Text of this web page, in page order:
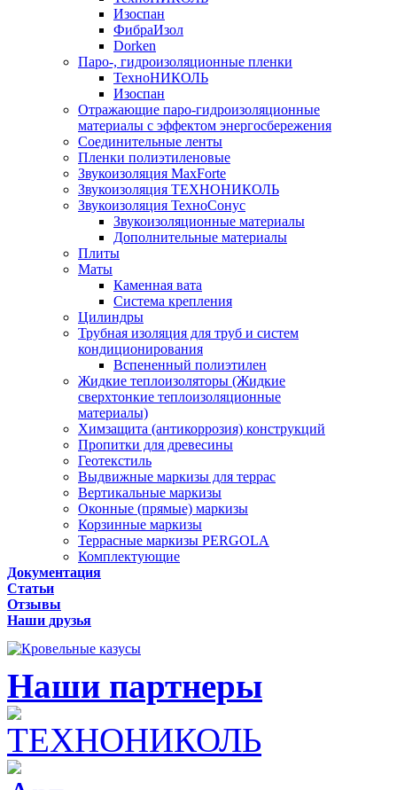
Изоспан
ФибраИзол
Dorken
Паро-, гидроизоляционные пленки
ТехноНИКОЛЬ
Изоспан
Отражающие паро-гидроизоляционные
материалы с эффектом энергосбережения
Соединительные ленты
Пленки полиэтиленовые
Звукоизоляция MaxForte
Звукоизоляция ТЕХНОНИКОЛЬ
Звукоизоляция ТехноСонус
Звукоизоляционные материалы
Дополнительные материалы
Плиты
Маты
Каменная вата
Система крепления
Цилиндры
Трубная изоляция для труб и систем
кондиционирования
Вспененный полиэтилен
Жидкие теплоизоляторы (Жидкие
сверхтонкие теплоизоляционные
материалы)
Химзащита (антикоррозия) конструкций
Пропитки для древесины
Геотекстиль
Выдвижные маркизы для террас
Вертикальные маркизы
Оконные (прямые) маркизы
Корзинные маркизы
Террасные маркизы PERGOLA
Комплектующие
Документация
Статьи
Отзывы
Наши друзья
Наши партнеры